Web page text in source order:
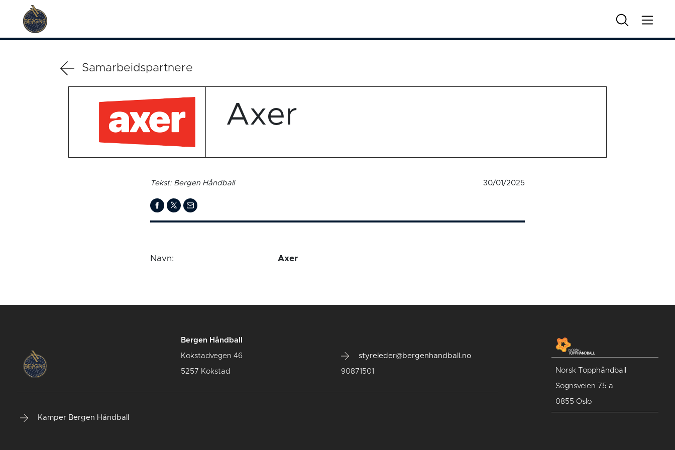
Samarbeidspartnere
Axer
Tekst: Bergen Håndball 30/01/2025
Navn: Axer
Bergen Håndball
Kokstadvegen 46
5257 Kokstad
styreleder@bergenhandball.no
90871501
Kamper Bergen Håndball
Norsk Topphåndball
Sognsveien 75 a
0855 Oslo